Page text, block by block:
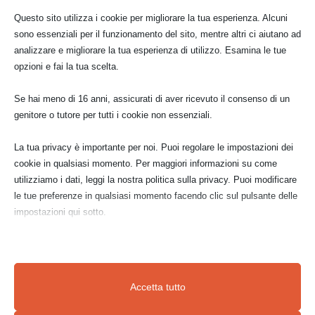
Prezzo di vendita: € 400,00
Questo sito utilizza i cookie per migliorare la tua esperienza. Alcuni
sono essenziali per il funzionamento del sito, mentre altri ci aiutano ad
analizzare e migliorare la tua esperienza di utilizzo. Esamina le tue
opzioni e fai la tua scelta.
Se hai meno di 16 anni, assicurati di aver ricevuto il consenso di un
genitore o tutore per tutti i cookie non essenziali.
La tua privacy è importante per noi. Puoi regolare le impostazioni dei
cookie in qualsiasi momento. Per maggiori informazioni su come
utilizziamo i dati, leggi la nostra politica sulla privacy. Puoi modificare
le tue preferenze in qualsiasi momento facendo clic sul pulsante delle
impostazioni qui sotto.
Accetta tutto